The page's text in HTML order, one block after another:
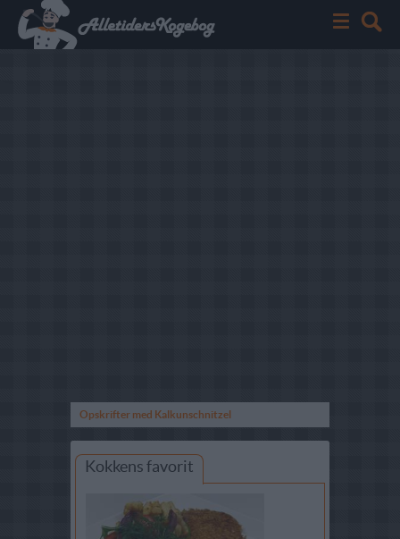
Opskrifter med Kalkunschnitzel
Kokkens favorit